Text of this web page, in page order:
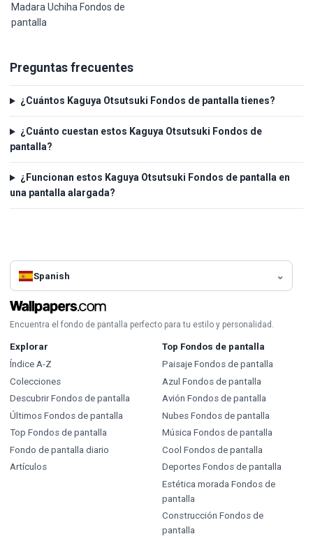
Madara Uchiha Fondos de
pantalla
Preguntas frecuentes
¿Cuántos Kaguya Otsutsuki Fondos de pantalla tienes?
¿Cuánto cuestan estos Kaguya Otsutsuki Fondos de
pantalla?
¿Funcionan estos Kaguya Otsutsuki Fondos de pantalla en
una pantalla alargada?
Spanish
Encuentra el fondo de pantalla perfecto para tu estilo y personalidad.
Explorar
Índice A-Z
Colecciones
Descubrir Fondos de pantalla
Últimos Fondos de pantalla
Top Fondos de pantalla
Fondo de pantalla diario
Artículos
Top Fondos de pantalla
Paisaje Fondos de pantalla
Azul Fondos de pantalla
Avión Fondos de pantalla
Nubes Fondos de pantalla
Música Fondos de pantalla
Cool Fondos de pantalla
Deportes Fondos de pantalla
Estética morada Fondos de
pantalla
Construcción Fondos de
pantalla